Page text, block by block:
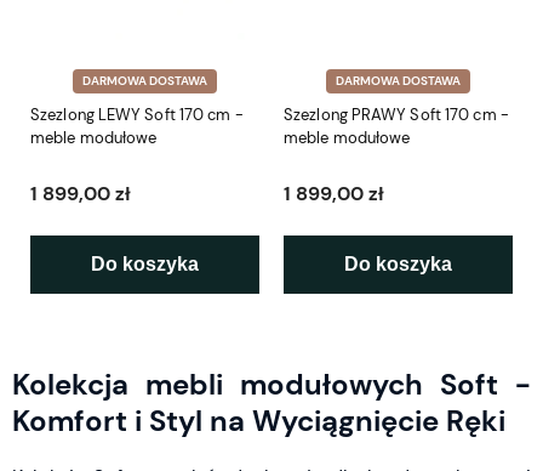
DARMOWA DOSTAWA
Szezlong LEWY Soft 170 cm -
meble modułowe
1 899,00 zł
Do koszyka
DARMOWA DOSTAWA
Szezlong PRAWY Soft 170 cm -
meble modułowe
1 899,00 zł
Do koszyka
Kolekcja mebli modułowych Soft -
Komfort i Styl na Wyciągnięcie Ręki